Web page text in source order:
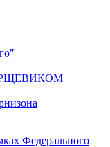
Федерального